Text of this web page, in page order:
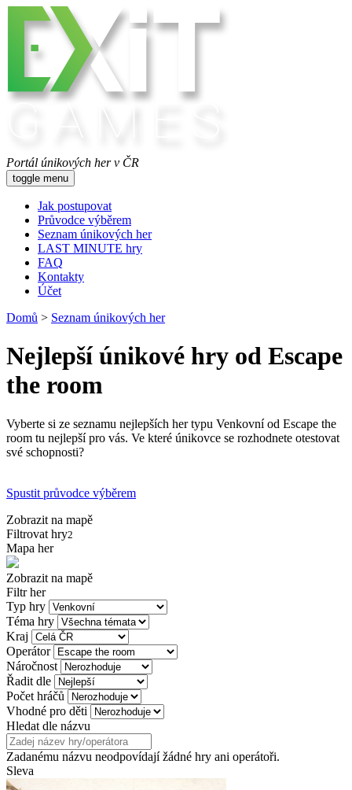
Portál únikových her v ČR
toggle menu
Jak postupovat
Průvodce výběrem
Seznam únikových her
LAST MINUTE hry
FAQ
Kontakty
Účet
Domů > Seznam únikových her
Nejlepší únikové hry od Escape
the room
Vyberte si ze seznamu nejlepších her typu Venkovní od Escape the
room tu nejlepší pro vás. Ve které únikovce se rozhodnete otestovat
své schopnosti?
Spustit průvodce výběrem
Zobrazit na mapě
Filtrovat hry2
Mapa her
Zobrazit na mapě
Filtr her
Typ hry
Téma hry
Kraj
Operátor
Náročnost
Řadit dle
Počet hráčů
Vhodné pro děti
Hledat dle názvu
Zadanému názvu neodpovídají žádné hry ani operátoři.
Sleva